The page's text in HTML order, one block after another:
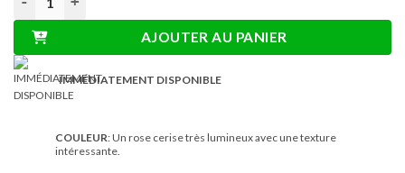
était :
12,90€.
est :
10,90€.
AJOUTER AU PANIER
IMMÉDIATEMENT DISPONIBLE
COULEUR: Un rose cerise très lumineux avec une texture
intéressante.